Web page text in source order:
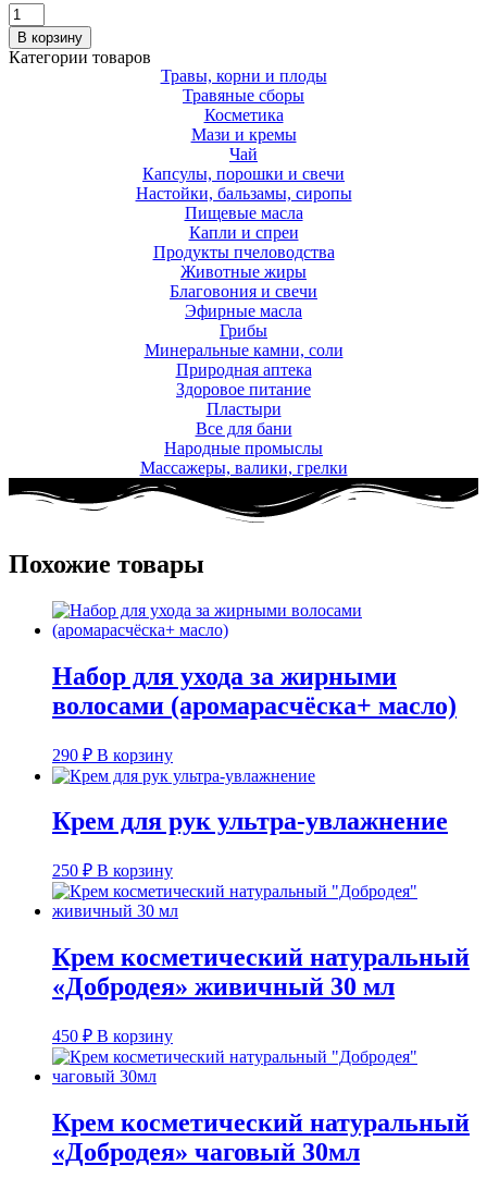
Количество
Магниевое
масло
В корзину
Категории товаров
Травы, корни и плоды
Травяные сборы
Косметика
Мази и кремы
Чай
Капсулы, порошки и свечи
Настойки, бальзамы, сиропы
Пищевые масла
Капли и спреи
Продукты пчеловодства
Животные жиры
Благовония и свечи
Эфирные масла
Грибы
Минеральные камни, соли
Природная аптека
Здоровое питание
Пластыри
Все для бани
Народные промыслы
Массажеры, валики, грелки​
Похожие товары
Набор для ухода за жирными
волосами (аромарасчёска+ масло)
290 ₽ В корзину
Крем для рук ультра-увлажнение
250 ₽ В корзину
Крем косметический натуральный
«Добродея» живичный 30 мл
450 ₽ В корзину
Крем косметический натуральный
«Добродея» чаговый 30мл